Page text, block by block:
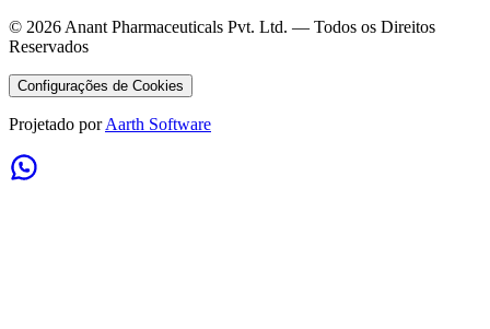
© 2026 Anant Pharmaceuticals Pvt. Ltd. — Todos os Direitos
Reservados
Configurações de Cookies
Projetado por Aarth Software